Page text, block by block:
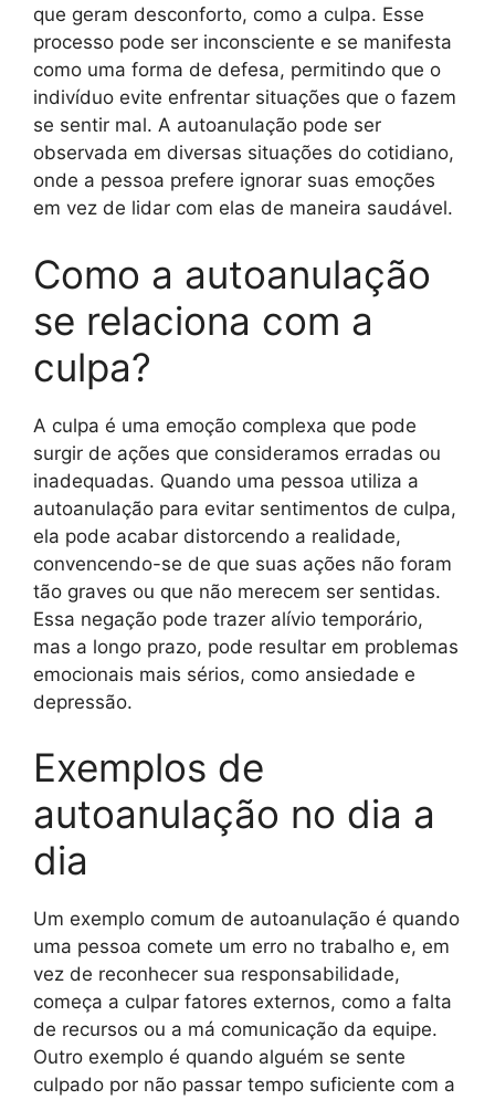
que geram desconforto, como a culpa. Esse
processo pode ser inconsciente e se manifesta
como uma forma de defesa, permitindo que o
indivíduo evite enfrentar situações que o fazem
se sentir mal. A autoanulação pode ser
observada em diversas situações do cotidiano,
onde a pessoa prefere ignorar suas emoções
em vez de lidar com elas de maneira saudável.
Como a autoanulação
se relaciona com a
culpa?
A culpa é uma emoção complexa que pode
surgir de ações que consideramos erradas ou
inadequadas. Quando uma pessoa utiliza a
autoanulação para evitar sentimentos de culpa,
ela pode acabar distorcendo a realidade,
convencendo-se de que suas ações não foram
tão graves ou que não merecem ser sentidas.
Essa negação pode trazer alívio temporário,
mas a longo prazo, pode resultar em problemas
emocionais mais sérios, como ansiedade e
depressão.
Exemplos de
autoanulação no dia a
dia
Um exemplo comum de autoanulação é quando
uma pessoa comete um erro no trabalho e, em
vez de reconhecer sua responsabilidade,
começa a culpar fatores externos, como a falta
de recursos ou a má comunicação da equipe.
Outro exemplo é quando alguém se sente
culpado por não passar tempo suficiente com a